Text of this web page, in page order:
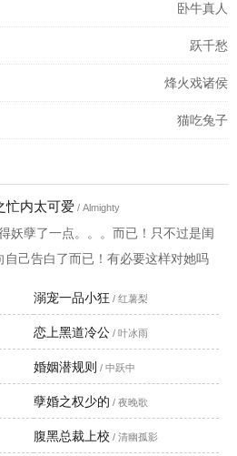
卧牛真人
跃千愁
烽火戏诸侯
猫吃兔子
忙内太可爱 / Almighty
孽了一点。。。而已！只不过是闺
自己告白了而已！有必要这样对她吗
在一起，宁可去跳楼啊！诶！闺蜜
她的一切。。。
溺宠一品小狂 / 红薯梨
恋上黑道冷公 / 叶冰雨
婚姻潜规则 / 中跃中
孽婚之权少的 / 夜晚歌
腹黑总裁上校 / 清幽孤影